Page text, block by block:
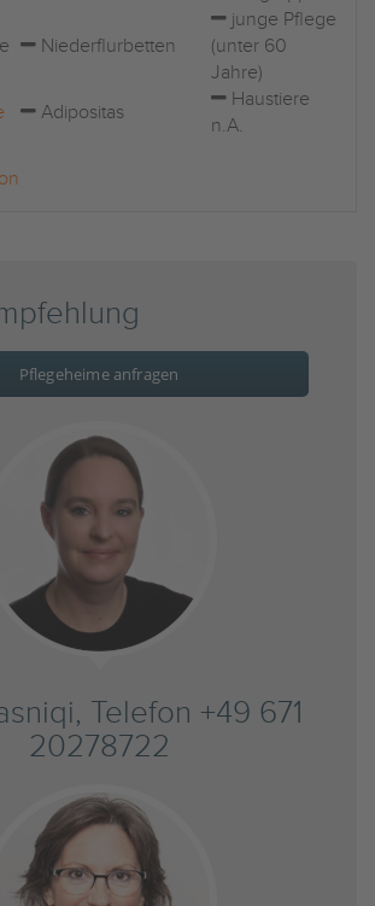
Niederflurbetten
junge Pflege
(unter 60
Jahre)
Adipositas
Haustiere
n.A.
Pflegeheime anfragen
Telefon +49 671
20278722